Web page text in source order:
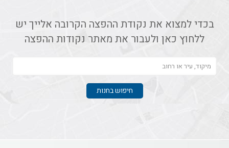
בכדי למצוא את נקודת ההפצה הקרובה אלייך יש
ללחוץ כאן ולעבור את מאתר נקודות ההפצה